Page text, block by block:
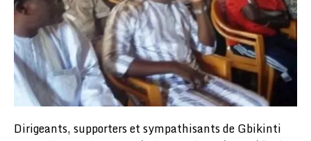
Dirigeants, supporters et sympathisants de Gbikinti